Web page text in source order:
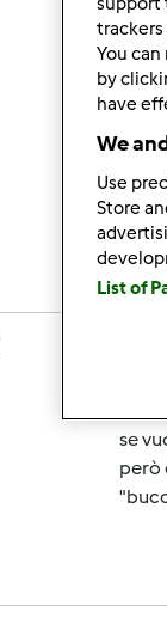
è
Mer,
se
però
trackers
You
by
have
We
Use
Store
List of